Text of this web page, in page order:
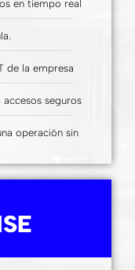
en tiempo real
de la empresa
seguros
operación sin